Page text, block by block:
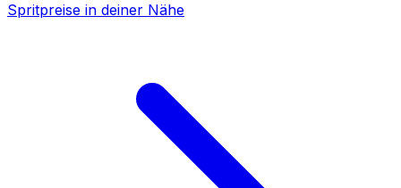
Spritpreise in deiner Nähe